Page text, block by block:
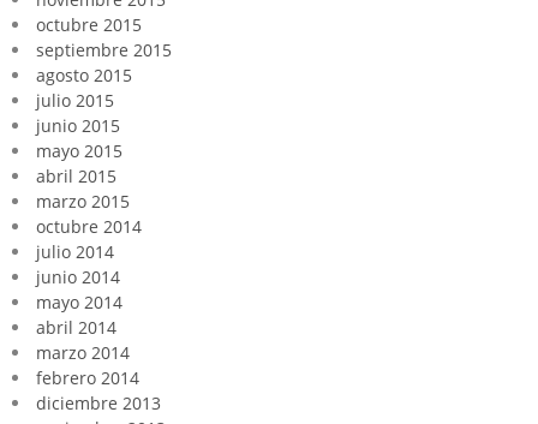
octubre 2015
septiembre 2015
agosto 2015
julio 2015
junio 2015
mayo 2015
abril 2015
marzo 2015
octubre 2014
julio 2014
junio 2014
mayo 2014
abril 2014
marzo 2014
febrero 2014
diciembre 2013